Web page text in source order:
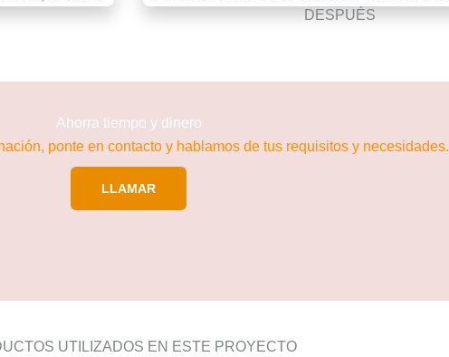
DESPUÉS
Ahorra tiempo y dinero
ponte en contacto y hablamos de tus requisitos y necesidades.
LLAMAR
UTILIZADOS EN ESTE PROYECTO